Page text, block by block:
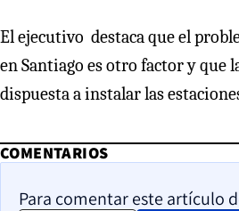
El ejecutivo destaca que el
en Santiago es otro factor y que
dispuesta a instalar las
COMENTARIOS
Para comentar este artículo